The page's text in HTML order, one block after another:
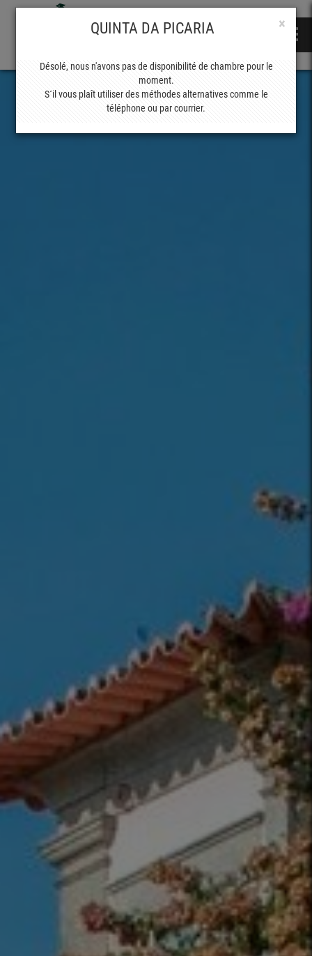
×
QUINTA DA PICARIA
Désolé, nous n'avons pas de disponibilité de chambre pour le
moment.
S´il vous plaît utiliser des méthodes alternatives comme le
téléphone ou par courrier.